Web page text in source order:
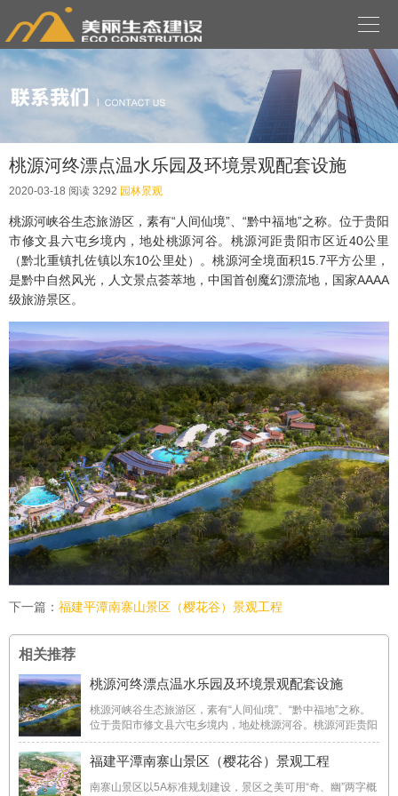

桃源河终漂点温水乐园及环境景观配套设施
2020-03-18 阅读 3292 园林景观
桃源河峡谷生态旅游区，素有“人间仙境”、“黔中福地”之称。位于贵阳
市修文县六屯乡境内，地处桃源河谷。桃源河距贵阳市区近40公里
（黔北重镇扎佐镇以东10公里处）。桃源河全境面积15.7平方公里，
是黔中自然风光，人文景点荟萃地，中国首创魔幻漂流地，国家AAAA
级旅游景区。
下一篇： 福建平潭南寨山景区（樱花谷）景观工程
相关推荐
桃源河终漂点温水乐园及环境景观配套设施
桃源河峡谷生态旅游区，素有“人间仙境”、“黔中福地”之称。
位于贵阳市修文县六屯乡境内，地处桃源河谷。桃源河距贵阳
市区近40公里（黔北重镇扎佐镇以东10公里处）。桃源河全
境面积15.7平方公里，是黔中自然风光，人文景点荟萃地，中
国首创魔幻漂流地，国家AAAA级旅游景区 ...
福建平潭南寨山景区（樱花谷）景观工程
南寨山景区以5A标准规划建设，景区之美可用“奇、幽”两字概